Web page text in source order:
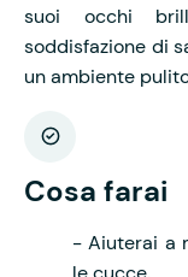
suoi occhi
soddisfazione di
un ambiente
Cosa farai
- Aiuterai a